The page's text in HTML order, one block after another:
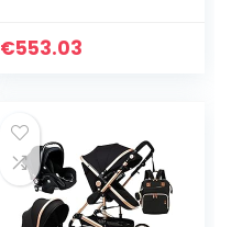
Autostoel Combo,
€553.03